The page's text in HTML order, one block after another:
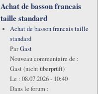
Achat de basson francais
taille standard
Achat de basson francais taille
standard
ParGast
Nouveau commentaire de :
Gast (nicht überprüft)
Le : 08.07.2026 - 10:40
Dans le forum :